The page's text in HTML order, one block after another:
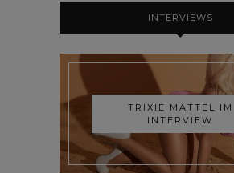
INTERVIEWS
TRIXIE MATTEL IM
INTERVIEW